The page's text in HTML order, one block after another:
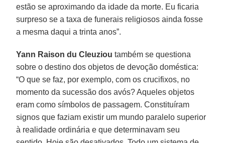
estão se aproximando da idade da morte. Eu ficaria
surpreso se a taxa de funerais religiosos ainda fosse
a mesma daqui a trinta anos”.
Yann Raison du Cleuziou também se questiona
sobre o destino dos objetos de devoção doméstica:
“O que se faz, por exemplo, com os crucifixos, no
momento da sucessão dos avós? Aqueles objetos
eram como símbolos de passagem. Constituíram
signos que faziam existir um mundo paralelo superior
à realidade ordinária e que determinavam seu